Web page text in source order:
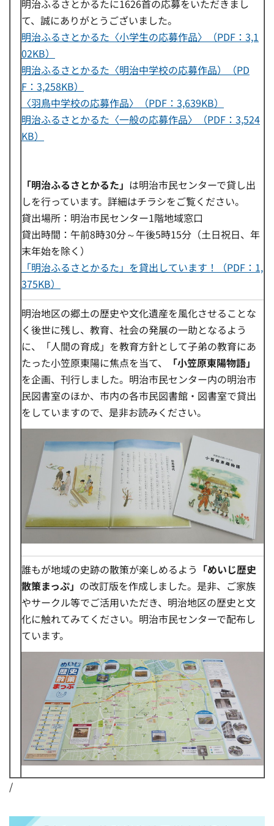
明治ふるさとかるたに1626首の応募をいただきまし
て、誠にありがとうございました。
明治ふるさとかるた〈小学生の応募作品〉（PDF：3,1
02KB）
明治ふるさとかるた〈明治中学校の応募作品）（PD
F：3,258KB）
〈羽鳥中学校の応募作品〉（PDF：3,639KB）
明治ふるさとかるた〈一般の応募作品〉（PDF：3,524
KB）
「明治ふるさとかるた」 は明治市民センターで貸し出
しを行っています。詳細はチラシをご覧ください。
貸出場所：明治市民センター1階地域窓口
貸出時間：午前8時30分～午後5時15分（土日祝日、年
末年始を除く）
「明治ふるさとかるた」を貸出しています！（PDF：1,
375KB）
明治地区の郷土の歴史や文化遺産を風化させることな
く後世に残し、教育、社会の発展の一助となるよう
に、「人間の育成」を教育方針として子弟の教育にあ
たった小笠原東陽に焦点を当て、
「小笠原東陽物語」
を企画、刊行しました。明治市民センター内の明治市
民図書室のほか、市内の各市民図書館・図書室で貸出
をしていますので、是非お読みください。
誰もが地域の史跡の散策が楽しめるよう 「めいじ歴史
散策まっぷ」 の改訂版を作成しました。是非、ご家族
やサークル等でご活用いただき、明治地区の歴史と文
化に触れてみてください。明治市民センターで配布し
ています。
/